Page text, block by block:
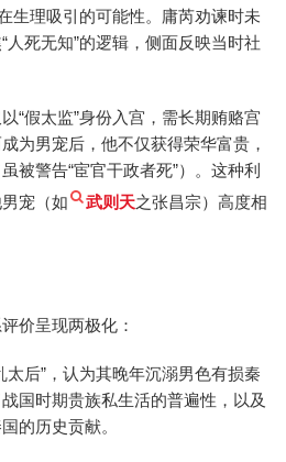
生理吸引的可能性。庸芮劝谏时未
人死无知”的逻辑，侧面反映当时社
“假太监”身份入宫，需长期贿赂宫
为男宠后，他不仅获得荣华富贵，
被警告“宦官干政者死”）。这种利
宠（如
武则天之张昌宗）高度相
价呈现两极化：
后”，认为其晚年沉溺男色有损秦
国时期贵族私生活的普遍性，以及
的历史贡献。